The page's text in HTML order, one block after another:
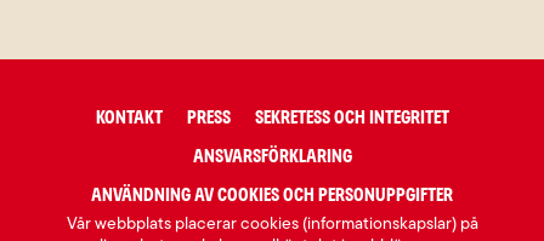
KONTAKT PRESS
SEKRETESS OCH INTEGRITET
ANSVARSFÖRKLARING
ANVÄNDNING AV COOKIES OCH PERSONUPPGIFTER
Vår webbplats placerar cookies (informationskapslar) på